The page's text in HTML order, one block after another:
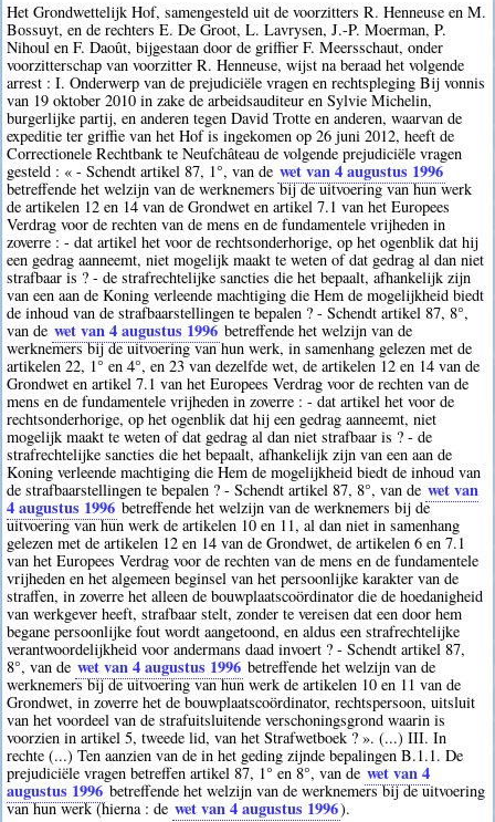
Het Grondwettelijk Hof, samengesteld uit de voorzitters R. Henneuse en M.
Bossuyt, en de rechters E. De Groot, L. Lavrysen, J.-P. Moerman, P.
Nihoul en F. Daoût, bijgestaan door de griffier F. Meersschaut, onder
voorzitterschap van voorzitter R. Henneuse, wijst na beraad het volgende
arrest : I. Onderwerp van de prejudiciële vragen en rechtspleging Bij vonnis
van 19 oktober 2010 in zake de arbeidsauditeur en Sylvie Michelin,
burgerlijke partij, en anderen tegen David Trotte en anderen, waarvan de
expeditie ter griffie van het Hof is ingekomen op 26 juni 2012, heeft de
Correctionele Rechtbank te Neufchâteau de volgende prejudiciële vragen
gesteld : « - Schendt artikel 87, 1°, van de wet van 4 augustus 1996
betreffende het welzijn van de werknemers bij de uitvoering van hun werk
de artikelen 12 en 14 van de Grondwet en artikel 7.1 van het Europees
Verdrag voor de rechten van de mens en de fundamentele vrijheden in
zoverre : - dat artikel het voor de rechtsonderhorige, op het ogenblik dat hij
een gedrag aanneemt, niet mogelijk maakt te weten of dat gedrag al dan niet
strafbaar is ? - de strafrechtelijke sancties die het bepaalt, afhankelijk zijn
van een aan de Koning verleende machtiging die Hem de mogelijkheid biedt
de inhoud van de strafbaarstellingen te bepalen ? - Schendt artikel 87, 8°,
van de wet van 4 augustus 1996 betreffende het welzijn van de
werknemers bij de uitvoering van hun werk, in samenhang gelezen met de
artikelen 22, 1° en 4°, en 23 van dezelfde wet, de artikelen 12 en 14 van de
Grondwet en artikel 7.1 van het Europees Verdrag voor de rechten van de
mens en de fundamentele vrijheden in zoverre : - dat artikel het voor de
rechtsonderhorige, op het ogenblik dat hij een gedrag aanneemt, niet
mogelijk maakt te weten of dat gedrag al dan niet strafbaar is ? - de
strafrechtelijke sancties die het bepaalt, afhankelijk zijn van een aan de
Koning verleende machtiging die Hem de mogelijkheid biedt de inhoud van
de strafbaarstellingen te bepalen ? - Schendt artikel 87, 8°, van de wet van
4 augustus 1996 betreffende het welzijn van de werknemers bij de
uitvoering van hun werk de artikelen 10 en 11, al dan niet in samenhang
gelezen met de artikelen 12 en 14 van de Grondwet, de artikelen 6 en 7.1
van het Europees Verdrag voor de rechten van de mens en de fundamentele
vrijheden en het algemeen beginsel van het persoonlijke karakter van de
straffen, in zoverre het alleen de bouwplaatscoördinator die de hoedanigheid
van werkgever heeft, strafbaar stelt, zonder te vereisen dat een door hem
begane persoonlijke fout wordt aangetoond, en aldus een strafrechtelijke
verantwoordelijkheid voor andermans daad invoert ? - Schendt artikel 87,
8°, van de wet van 4 augustus 1996 betreffende het welzijn van de
werknemers bij de uitvoering van hun werk de artikelen 10 en 11 van de
Grondwet, in zoverre het de bouwplaatscoördinator, rechtspersoon, uitsluit
van het voordeel van de strafuitsluitende verschoningsgrond waarin is
voorzien in artikel 5, tweede lid, van het Strafwetboek ? ». (...) III. In
rechte (...) Ten aanzien van de in het geding zijnde bepalingen B.1.1. De
prejudiciële vragen betreffen artikel 87, 1° en 8°, van de wet van 4
augustus 1996 betreffende het welzijn van de werknemers bij de uitvoering
van hun werk (hierna : de wet van 4 augustus 1996).